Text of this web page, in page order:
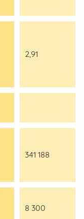
2,91
341 188
8 300